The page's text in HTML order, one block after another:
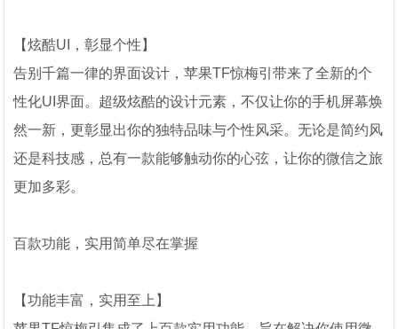
【炫酷UI，彰显个性】
告别千篇一律的界面设计，苹果TF惊梅引带来了全新的个
性化UI界面。超级炫酷的设计元素，不仅让你的手机屏幕焕
然一新，更彰显出你的独特品味与个性风采。无论是简约风
还是科技感，总有一款能够触动你的心弦，让你的微信之旅
更加多彩。
百款功能，实用简单尽在掌握
【功能丰富，实用至上】